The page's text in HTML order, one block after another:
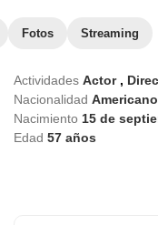
Fotos Streaming
Actividades Actor ,
Nacionalidad Americano
Nacimiento 15 de
Edad 57años